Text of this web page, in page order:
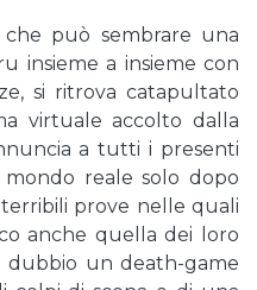
può sembrare una
insieme a insieme con
si ritrova catapultato
virtuale accolto dalla
a tutti i presenti
reale solo dopo
prove nelle quali
anche quella dei loro
dubbio un death-game